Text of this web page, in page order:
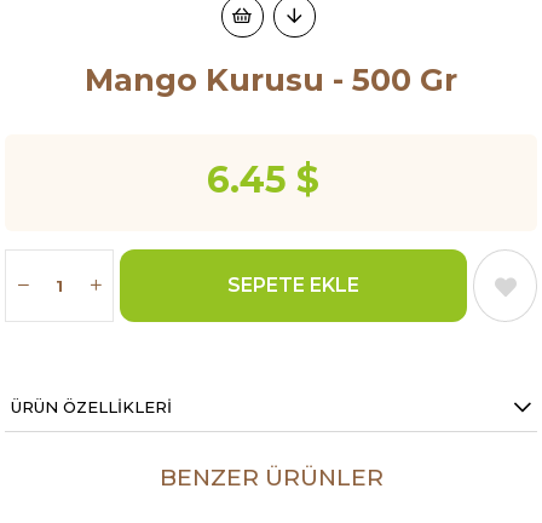
Mango Kurusu - 500 Gr
6.45 $
ÜRÜN ÖZELLIKLERI
BENZER ÜRÜNLER